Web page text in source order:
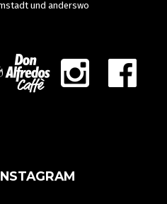
und anderswo